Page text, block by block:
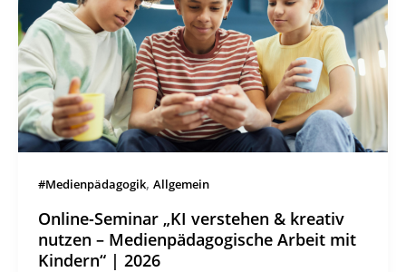
#Medienpädagogik, Allgemein
Online-Seminar „KI verstehen & kreativ
nutzen – Medienpädagogische Arbeit mit
Kindern“ | 2026